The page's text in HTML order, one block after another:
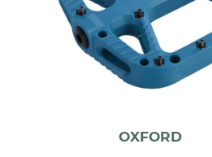
OXFORD